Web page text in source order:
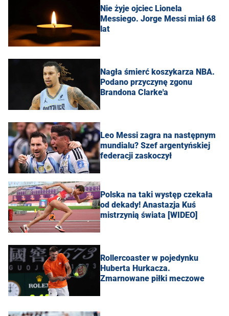
Nie żyje ojciec Lionela
Messiego. Jorge Messi miał 68
lat
Nagła śmierć koszykarza NBA.
Podano przyczynę zgonu
Brandona Clarke'a
Leo Messi zagra na następnym
mundialu? Szef argentyńskiej
federacji zaskoczył
Polska na taki występ czekała
od dekady! Anastazja Kuś
mistrzynią świata [WIDEO]
Rollercoaster w pojedynku
Huberta Hurkacza.
Zmarnowane piłki meczowe